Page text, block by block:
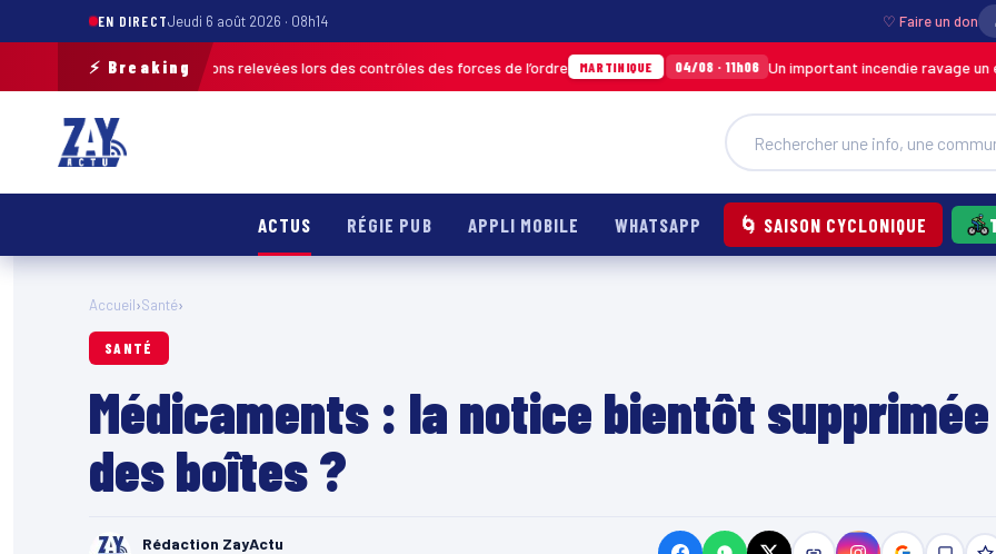
EN DIRECTJeudi 6 août 2026 · 08h14 ♡ Faire un don
⚡ Breaking
de 120 infractions relevées lors des contrôles des forces de l’ordre MARTINIQUE 04/08 · 11h06 Un important incendie ravage un entrepôt
ACTUS RÉGIE PUB APPLI MOBILE WHATSAPP 🌀 SAISON CYCLONIQUE
Accueil›Santé›
SANTÉ
Médicaments : la notice bientôt supprimée
des boîtes ?
Rédaction ZayActu